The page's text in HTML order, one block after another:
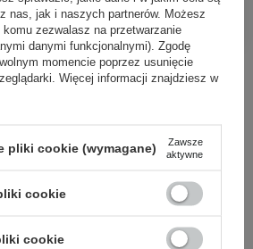
DODAJ DO KOSZYKA
sprawdzali również
nas, jak i naszych partnerów. Możesz
zezwalasz na przetwarzanie
danymi funkcjonalnymi). Zgodę
momencie poprzez usunięcie
Więcej informacji znajdziesz w
pliki cookie (wymagane)
Zawsze
aktywne
cookie
cookie